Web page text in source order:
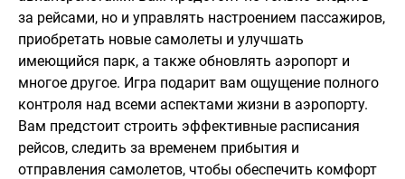
за рейсами, но и управлять настроением пассажиров,
приобретать новые самолеты и улучшать
имеющийся парк, а также обновлять аэропорт и
многое другое. Игра подарит вам ощущение полного
контроля над всеми аспектами жизни в аэропорту.
Вам предстоит строить эффективные расписания
рейсов, следить за временем прибытия и
отправления самолетов, чтобы обеспечить комфорт